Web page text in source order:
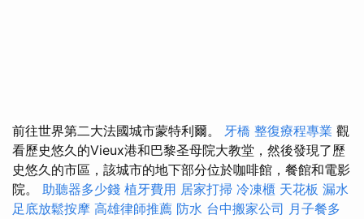
前往世界第二大法國城市蒙特利爾。 牙橋 整復療程專業 觀
看歷史悠久的Vieux港和巴黎圣母院大教堂，然後發現了歷
史悠久的市區，該城市的地下部分位於咖啡館，餐館和電影
院。 助聽器多少錢 植牙費用 居家打掃 冷凍櫃 天花板 漏水
足底放鬆按摩 高雄律師推薦 防水 台中搬家公司 月子餐多